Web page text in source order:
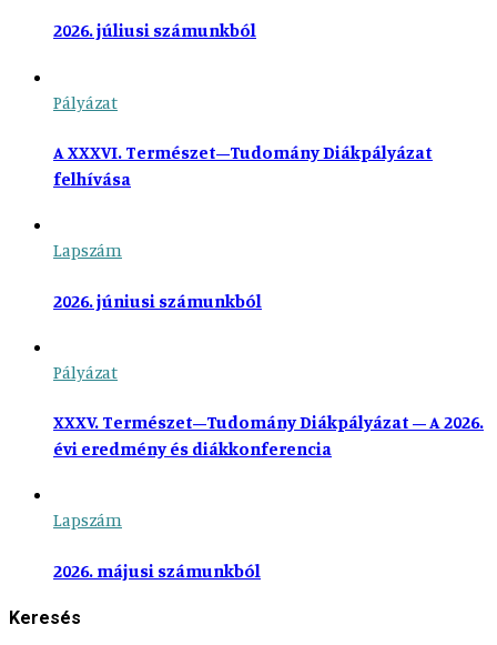
2026. júliusi számunkból
Pályázat
A XXXVI. Természet–Tudomány Diákpályázat
felhívása
Lapszám
2026. júniusi számunkból
Pályázat
XXXV. Természet–Tudomány Diákpályázat – A 2026.
évi eredmény és diákkonferencia
Lapszám
2026. májusi számunkból
Keresés